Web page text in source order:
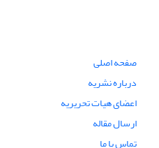
صفحه اصلی
درباره نشریه
اعضای هیات تحریریه
ارسال مقاله
تماس با ما